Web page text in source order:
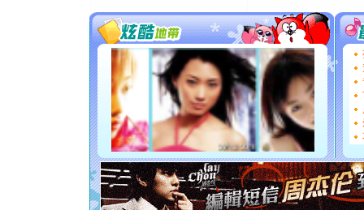
[圣诞节]
你太多，
要平安
[圣诞节]
能正大
都要快乐
[圣诞节]
如意,快
[元旦]看
断电。爱
你是我专
[元旦]如